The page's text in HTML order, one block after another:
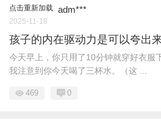
点击重新加载 adm***
2025-11-18
孩子的内在驱动力是可以夸出
今天早上，你只用了10分钟就穿好衣服
我注意到你今天喝了三杯水。（这 ...
469 0